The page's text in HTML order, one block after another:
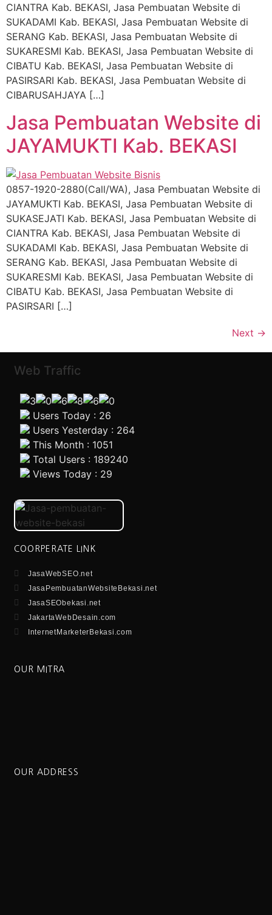
CIANTRA Kab. BEKASI, Jasa Pembuatan Website di
SUKADAMI Kab. BEKASI, Jasa Pembuatan Website di
SERANG Kab. BEKASI, Jasa Pembuatan Website di
SUKARESMI Kab. BEKASI, Jasa Pembuatan Website di
CIBATU Kab. BEKASI, Jasa Pembuatan Website di
PASIRSARI Kab. BEKASI, Jasa Pembuatan Website di
CIBARUSAHJAYA […]
Jasa Pembuatan Website di
JAYAMUKTI Kab. BEKASI
0857-1920-2880(Call/WA), Jasa Pembuatan Website di
JAYAMUKTI Kab. BEKASI, Jasa Pembuatan Website di
SUKASEJATI Kab. BEKASI, Jasa Pembuatan Website di
CIANTRA Kab. BEKASI, Jasa Pembuatan Website di
SUKADAMI Kab. BEKASI, Jasa Pembuatan Website di
SERANG Kab. BEKASI, Jasa Pembuatan Website di
SUKARESMI Kab. BEKASI, Jasa Pembuatan Website di
CIBATU Kab. BEKASI, Jasa Pembuatan Website di
PASIRSARI […]
Next →
Web Traffic
Users Today : 26
Users Yesterday : 264
This Month : 1051
Total Users : 189240
Views Today : 29
COORPERATE LINK
JasaWebSEO.net
JasaPembuatanWebsiteBekasi.net
JasaSEObekasi.net
JakartaWebDesain.com
InternetMarketerBekasi.com
OUR MITRA
OUR ADDRESS